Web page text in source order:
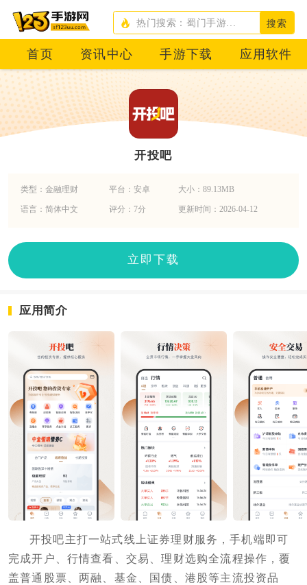
搜索
首页 资讯中心 手游下载 应用软件
开投吧
类型：金融理财 平台：安卓 大小：89.13MB
语言：简体中文 评分：7分 更新时间：2026-04-12
立即下载
应用简介
开投吧主打一站式线上证券理财服务，手机端即可
完成开户、行情查看、交易、理财选购全流程操作，覆
盖普通股票、两融、基金、国债、港股等主流投资品